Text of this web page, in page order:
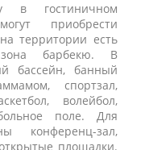
в гостиничном
приобрести
территории есть
барбекю. В
бассейн, банный
спортзал,
волейбол,
поле. Для
конференц-зал,
площадки.